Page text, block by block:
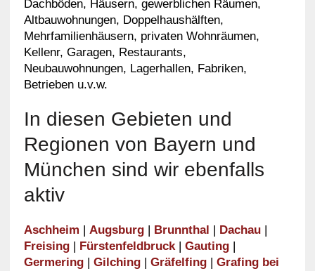
Dachböden, Häusern, gewerblichen Räumen,
Altbauwohnungen, Doppelhaushälften,
Mehrfamilienhäusern, privaten Wohnräumen,
Kellenr, Garagen, Restaurants,
Neubauwohnungen, Lagerhallen, Fabriken,
Betrieben u.v.w.
In diesen Gebieten und
Regionen von Bayern und
München sind wir ebenfalls
aktiv
Aschheim Augsburg| Brunnthal Dachau|
Freising| Fürstenfeldbruck| Gauting|
Germering| Gilching| Gräfelfing| Grafing bei